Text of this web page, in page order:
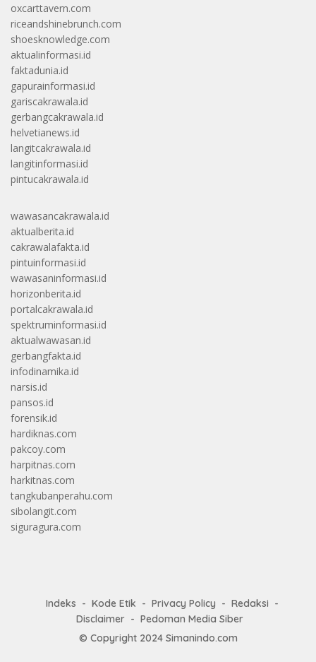
oxcarttavern.com
riceandshinebrunch.com
shoesknowledge.com
aktualinformasi.id
faktadunia.id
gapurainformasi.id
gariscakrawala.id
gerbangcakrawala.id
helvetianews.id
langitcakrawala.id
langitinformasi.id
pintucakrawala.id
wawasancakrawala.id
aktualberita.id
cakrawalafakta.id
pintuinformasi.id
wawasaninformasi.id
horizonberita.id
portalcakrawala.id
spektruminformasi.id
aktualwawasan.id
gerbangfakta.id
infodinamika.id
narsis.id
pansos.id
forensik.id
hardiknas.com
pakcoy.com
harpitnas.com
harkitnas.com
tangkubanperahu.com
sibolangit.com
siguragura.com
Indeks Kode Etik Privacy Policy
Redaksi
Disclaimer
Pedoman Media Siber
© Copyright 2024 Simanindo.com